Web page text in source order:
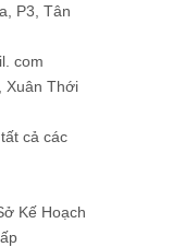
P3, Tân
com
Xuân Thới
cả các
Kế Hoạch